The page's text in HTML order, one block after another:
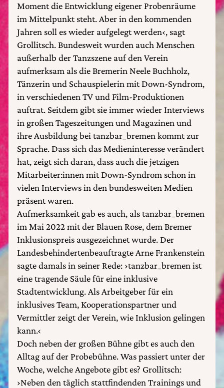
Moment die Entwicklung eigener Probenräume
im Mittelpunkt steht. Aber in den kommenden
Jahren soll es wieder aufgelegt werden‹, sagt
Grollitsch. Bundesweit wurden auch Menschen
außerhalb der Tanzszene auf den Verein
aufmerksam als die Bremerin Neele Buchholz,
Tänzerin und Schauspielerin mit Down-Syndrom,
in verschiedenen TV und Film-Produktionen
auftrat. Seitdem gibt sie immer wieder Interviews
in großen Tageszeitungen und Magazinen und
ihre Ausbildung bei tanzbar_bremen kommt zur
Sprache. Dass sich das Medieninteresse verändert
hat, zeigt sich daran, dass auch die jetzigen
Mitarbeiter:innen mit Down-Syndrom schon in
vielen Interviews in den bundesweiten Medien
präsent waren.
Aufmerksamkeit gab es auch, als tanzbar_bremen
im Mai 2022 mit der Blauen Rose, dem Bremer
Inklusionspreis ausgezeichnet wurde. Der
Landesbehindertenbeauftragte Arne Frankenstein
sagte damals in seiner Rede: ›tanzbar_bremen ist
eine tragende Säule für eine inklusive
Stadtentwicklung. Als Arbeitgeber für ein
inklusives Team, Kooperationspartner und
Vermittler zeigt der Verein, wie Inklusion gelingen
kann.‹
Doch neben der großen Bühne gibt es auch den
Alltag auf der Probebühne. Was passiert unter der
Woche, welche Angebote gibt es? Grollitsch:
›Neben den täglich stattfindenden Trainings und